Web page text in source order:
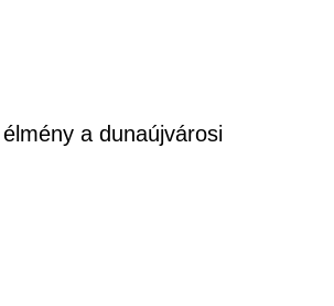
a dunaújvárosi